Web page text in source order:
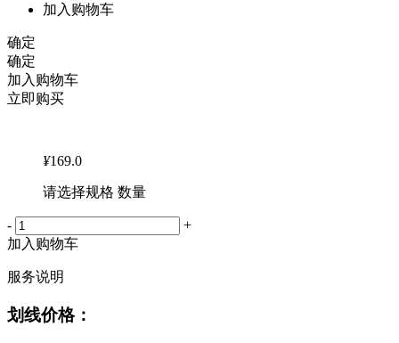
加入购物车
确定
确定
加入购物车
立即购买
¥169.0
请选择规格 数量
-
+
加入购物车
服务说明
划线价格：